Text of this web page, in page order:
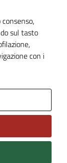
sul tasto
con i